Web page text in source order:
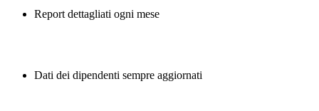
Report dettagliati ogni mese
Dati dei dipendenti sempre aggiornati